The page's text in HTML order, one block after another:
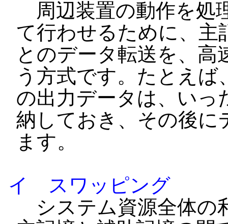
周辺装置の動作を処
て行わせるために、主
とのデータ転送を、高
う方式です。たとえ
の出力データは、いっ
納しておき、その後に
ます。
イ スワッピング
システム資源全体の